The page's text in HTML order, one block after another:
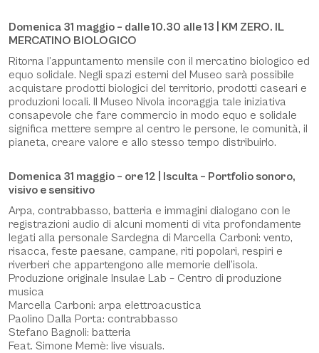
Domenica 31 maggio – dalle 10.30 alle 13 | KM ZERO. IL
MERCATINO BIOLOGICO
Ritorna l’appuntamento mensile con il mercatino biologico ed
equo solidale. Negli spazi esterni del Museo sarà possibile
acquistare prodotti biologici del territorio, prodotti caseari e
produzioni locali. Il Museo Nivola incoraggia tale iniziativa
consapevole che fare commercio in modo equo e solidale
significa mettere sempre al centro le persone, le comunità, il
pianeta, creare valore e allo stesso tempo distribuirlo.
Domenica 31 maggio – ore 12 | Isculta – Portfolio sonoro,
visivo e sensitivo
Arpa, contrabbasso, batteria e immagini dialogano con le
registrazioni audio di alcuni momenti di vita profondamente
legati alla personale Sardegna di Marcella Carboni: vento,
risacca, feste paesane, campane, riti popolari, respiri e
riverberi che appartengono alle memorie dell’isola.
Produzione originale Insulae Lab – Centro di produzione
musica
Marcella Carboni: arpa elettroacustica
Paolino Dalla Porta: contrabbasso
Stefano Bagnoli: batteria
Feat. Simone Memè: live visuals.